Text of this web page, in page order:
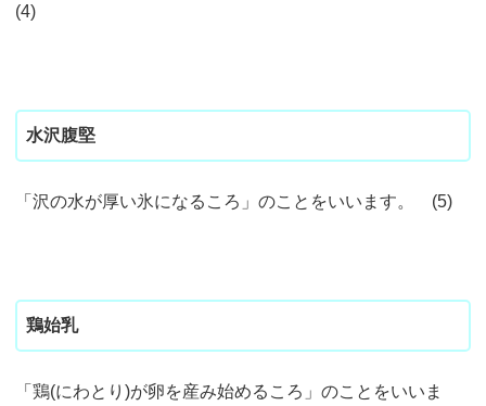
(4)
水沢腹堅
「沢の水が厚い氷になるころ」のことをいいます。 (5)
鶏始乳
「鶏(にわとり)が卵を産み始めるころ」のことをいいま